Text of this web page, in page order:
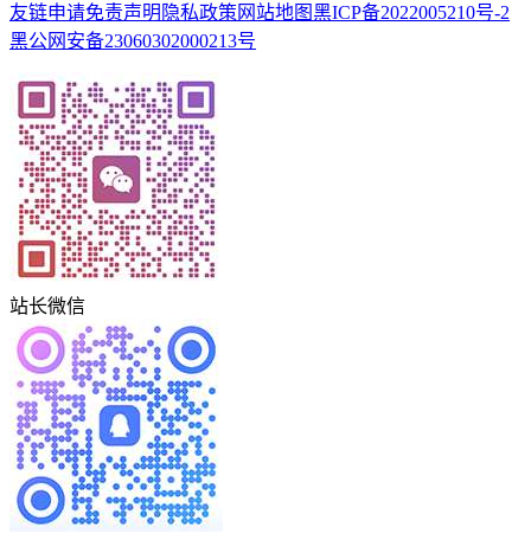
友链申请免责声明 隐私政策 网站地图黑ICP备2022005210号-2
黑公网安备23060302000213号
站长微信